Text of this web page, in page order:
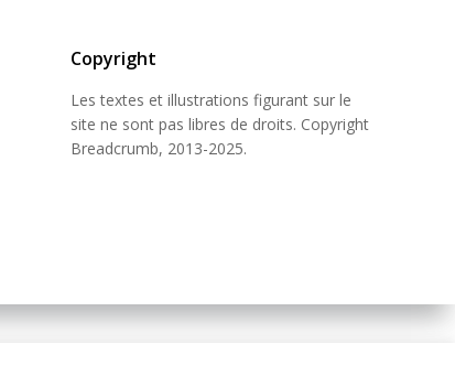
Copyright
Les textes et illustrations figurant sur le
site ne sont pas libres de droits. Copyright
Breadcrumb, 2013-2025.